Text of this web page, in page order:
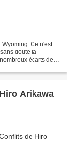
Wyoming. Ce n'est
doute la
écarts de
Arikawa